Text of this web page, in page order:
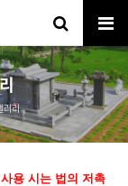
러리
용 시는 법의 저촉